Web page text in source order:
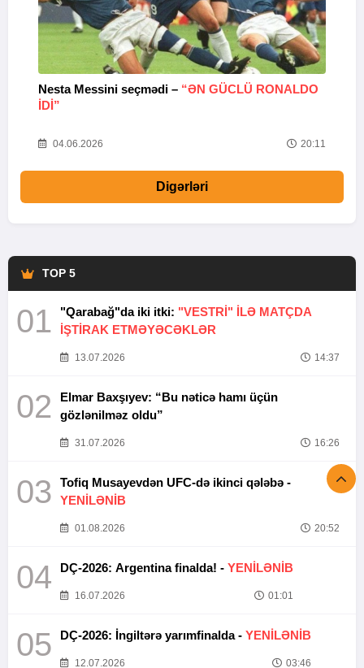
Nesta Messini seçmədi – “ƏN GÜCLÜ RONALDO
IDI”
04.06.2026 20:11
Digərləri
TOP 5
01 "Qarabağ"da iki itki: "VESTRİ" İLƏ MATÇDA
İŞTİRAK ETMƏYƏCƏKLƏR
13.07.2026 14:37
02
Elmar Baxşıyev: “Bu nəticə hamı üçün
gözlənilməz oldu”
31.07.2026 16:26
03
Tofiq Musayevdən UFC-də ikinci qələbə -
YENİLƏNİB
01.08.2026 20:52
04 DÇ-2026: Argentina finalda! - YENİLƏNİB
16.07.2026 01:01
05 DÇ-2026: İngiltərə yarımfinalda - YENİLƏNİB
12.07.2026 03:46